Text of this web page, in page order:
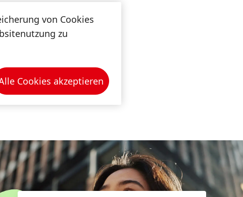
150 Jahre Henkel
und Inno­vation, Nachhaltigkeit &
Ver­ant­wor­tung voran­treiben, um
eine bessere Zukunft zu schaffen.
Gemeinsam.
von Cookies
zu
Cookies akzeptieren